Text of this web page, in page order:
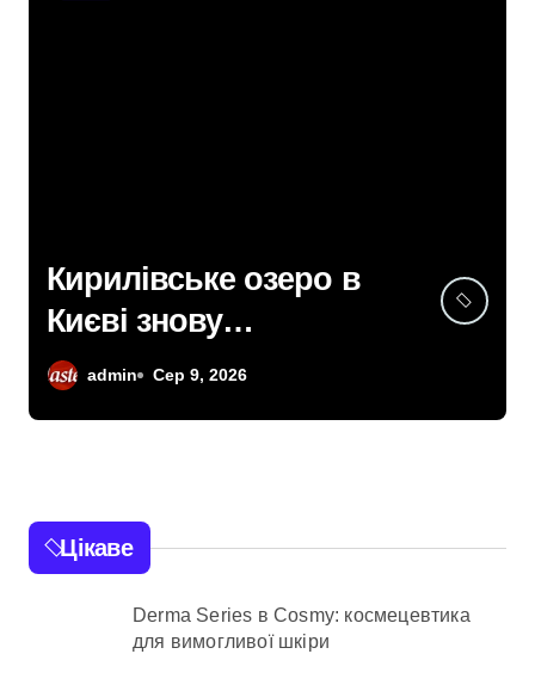
Кирилівське озеро в
Києві знову
забруднене:
8 серпня
admin Сер 9, 2026
Цікаве
Derma Series в Cosmy: космецевтика
для вимогливої шкіри